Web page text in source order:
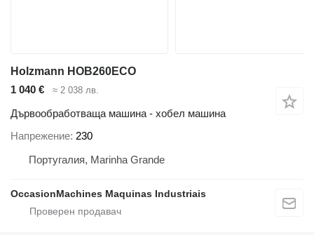
Holzmann HOB260ECO
1 040 €
≈ 2 038 лв.
Дървообработваща машина - хобел машина
Напрежение 230
Португалия, Marinha Grande
OccasionMachines Maquinas Industriais